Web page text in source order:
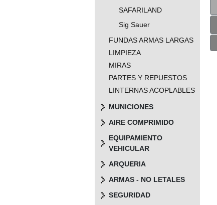
SAFARILAND
Sig Sauer
FUNDAS ARMAS LARGAS
LIMPIEZA
MIRAS
PARTES Y REPUESTOS
LINTERNAS ACOPLABLES
MUNICIONES
AIRE COMPRIMIDO
EQUIPAMIENTO
VEHICULAR
ARQUERIA
ARMAS - NO LETALES
SEGURIDAD